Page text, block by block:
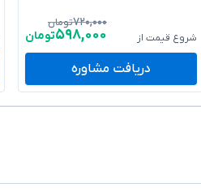
شروع قیمت از
۷۲۰,۰۰۰تومان
۵۹۸,۰۰۰تومان
دریافت مشاوره